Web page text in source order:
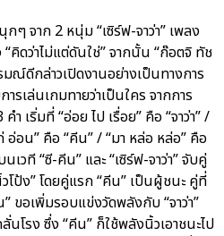
กๆ จาก 2 หนุ่ม “เซิร์ฟ-จาว่า” เพลง
“คิดว่าไม่แต่ดันใช่” จากนั้น “ก๊อตจิ ทัช
ดีกล่าวเปิดงานอย่างเป็นทางการ
รเล่นเกมทายว่าเป็นใคร จากการ
เริ่มที่ “อ่อย ไป เรื่อย” คือ “จาว่า” /
อ่อน” คือ “คีน” / “มา หล่อ หล่อ” คือ
เวที “ซี-คีน” และ “เซิร์ฟ-จาว่า” จับคู่
โป้ง” โดยคู่แรก “คีน” เป็นผู้ชนะ คู่ที่
ขอเพิ่มรอบแข่งวัดพลังกับ “จาว่า”
รง ซึ่ง “คีน” ก็ใช้พลังนิ้วเอาชนะไป